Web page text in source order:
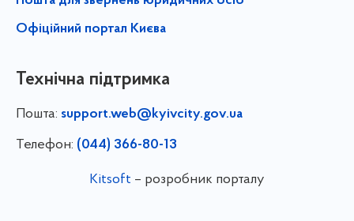
Офіційний портал Києва
Технічна підтримка
Пошта: support.web@kyivcity.gov.ua
Телефон: (044) 366-80-13
Kitsoft – розробник порталу